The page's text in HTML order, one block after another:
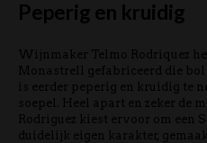
Peperig en kruidig
Wijnmaker Telmo Rodriquez
Monastrell gefabriceerd die
is eerder peperig en kruidig te
soepel. Heel apart en zeker de
Rodriguez kiest ervoor om een
duidelijk eigen karakter,